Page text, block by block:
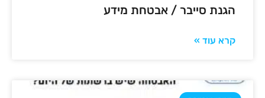
הגנת סייבר / אבטחת מידע
קרא עוד »